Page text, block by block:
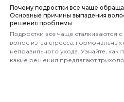
Почему подростки все чаще
Основные причины выпадения
решения проблемы
Подростки все чаще сталкиваются
волос из-за стресса,
неправильного ухода. Узнайте, как
какие решения предлагают